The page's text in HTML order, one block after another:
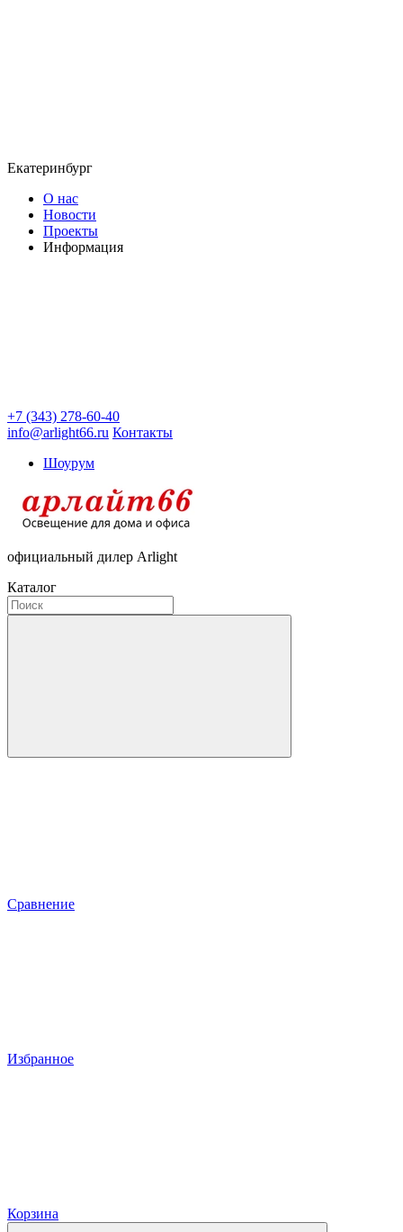
Екатеринбург
О нас
Новости
Проекты
Информация
+7 (343) 278-60-40
info@arlight66.ru Контакты
Шоурум
официальный дилер Arlight
Каталог
Сравнение
Избранное
Корзина